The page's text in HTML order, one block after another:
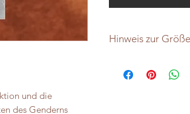
und die
des Genderns
Hinweis zur Größe
der Größe für